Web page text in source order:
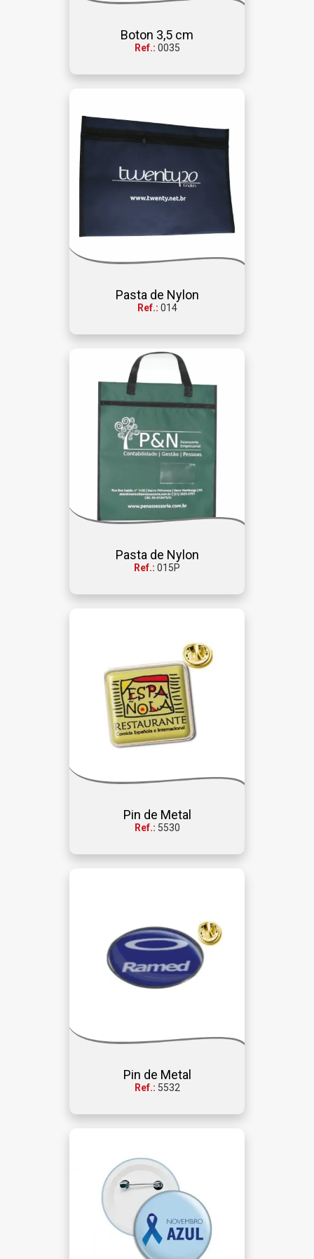
Boton 3,5 cm
Ref.: 0035
Pasta de Nylon
Ref.: 014
Pasta de Nylon
Ref.: 015P
Pin de Metal
Ref.: 5530
Pin de Metal
Ref.: 5532